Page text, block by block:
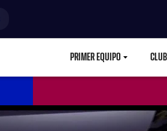
PRIMER EQUIPO CLUB